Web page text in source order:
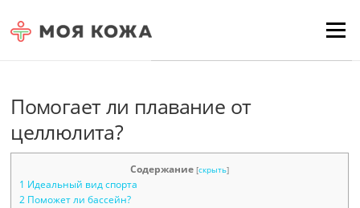
Menu
Помогает ли плавание от
целлюлита?
Содержание [скрыть]
1 Идеальный вид спорта
2 Поможет ли бассейн?
Для любых предложений по